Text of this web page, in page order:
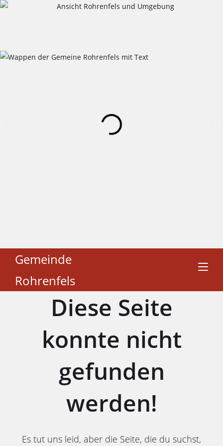
Gemeinde
Rohrenfels
Diese Seite
konnte nicht
gefunden
werden!
Es tut uns leid, aber die Seite, die du suchst,